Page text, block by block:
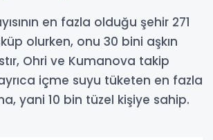
en fazla olduğu şehir 271
olurken, onu 30 bini aşkın
Ohri ve Kumanova takip
içme suyu tüketen en fazla
yani 10 bin tüzel kişiye sahip.